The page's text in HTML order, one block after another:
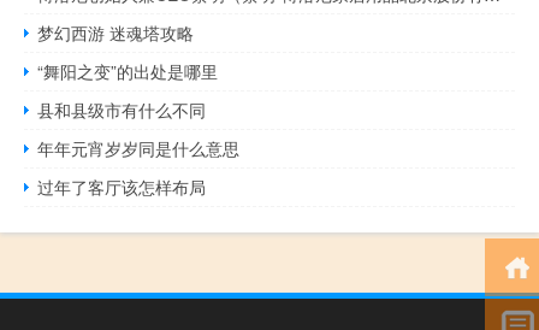
梦幻西游 迷魂塔攻略
“舞阳之变”的出处是哪里
县和县级市有什么不同
年年元宵岁岁同是什么意思
过年了客厅该怎样布局